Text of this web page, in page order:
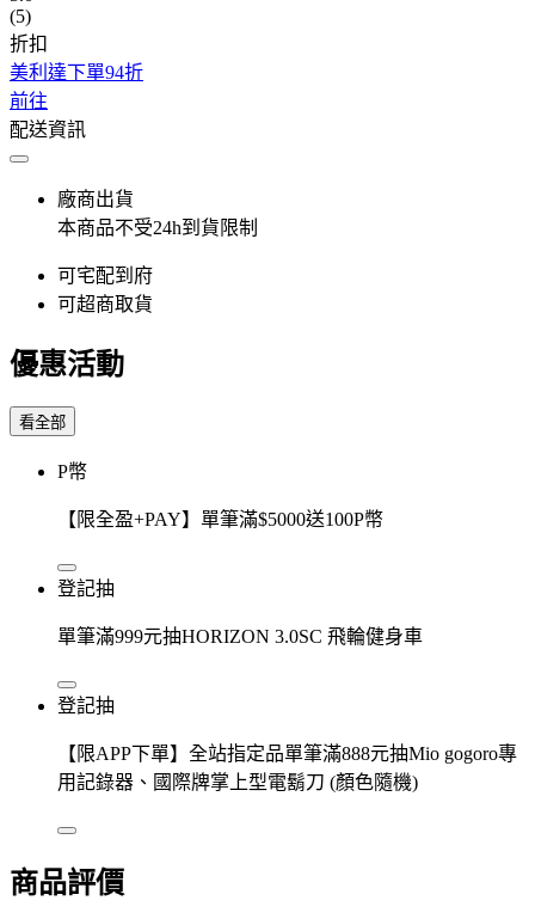
(5)
折扣
美利達下單94折
前往
配送資訊
廠商出貨
本商品不受24h到貨限制
可宅配到府
可超商取貨
優惠活動
看全部
P幣
【限全盈+PAY】單筆滿$5000送100P幣
登記抽
單筆滿999元抽HORIZON 3.0SC 飛輪健身車
登記抽
【限APP下單】全站指定品單筆滿888元抽Mio gogoro專
用記錄器、國際牌掌上型電鬍刀 (顏色隨機)
商品評價